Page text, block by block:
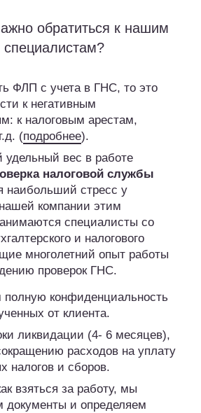
обратиться к нашим
специалистам?
ФЛП с учета в ГНС, то это
к негативным
к налоговым арестам,
(подробнее).
вес в работе
налоговой службы
стресс у
компании этим
специалисты со
и налогового
многолетний опыт работы
проверок ГНС.
полную конфиденциальность
от клиента.
ликвидации (4- 6 месяцев),
расходов на уплату
налогов и сборов.
взяться за работу, мы
документы и определяем